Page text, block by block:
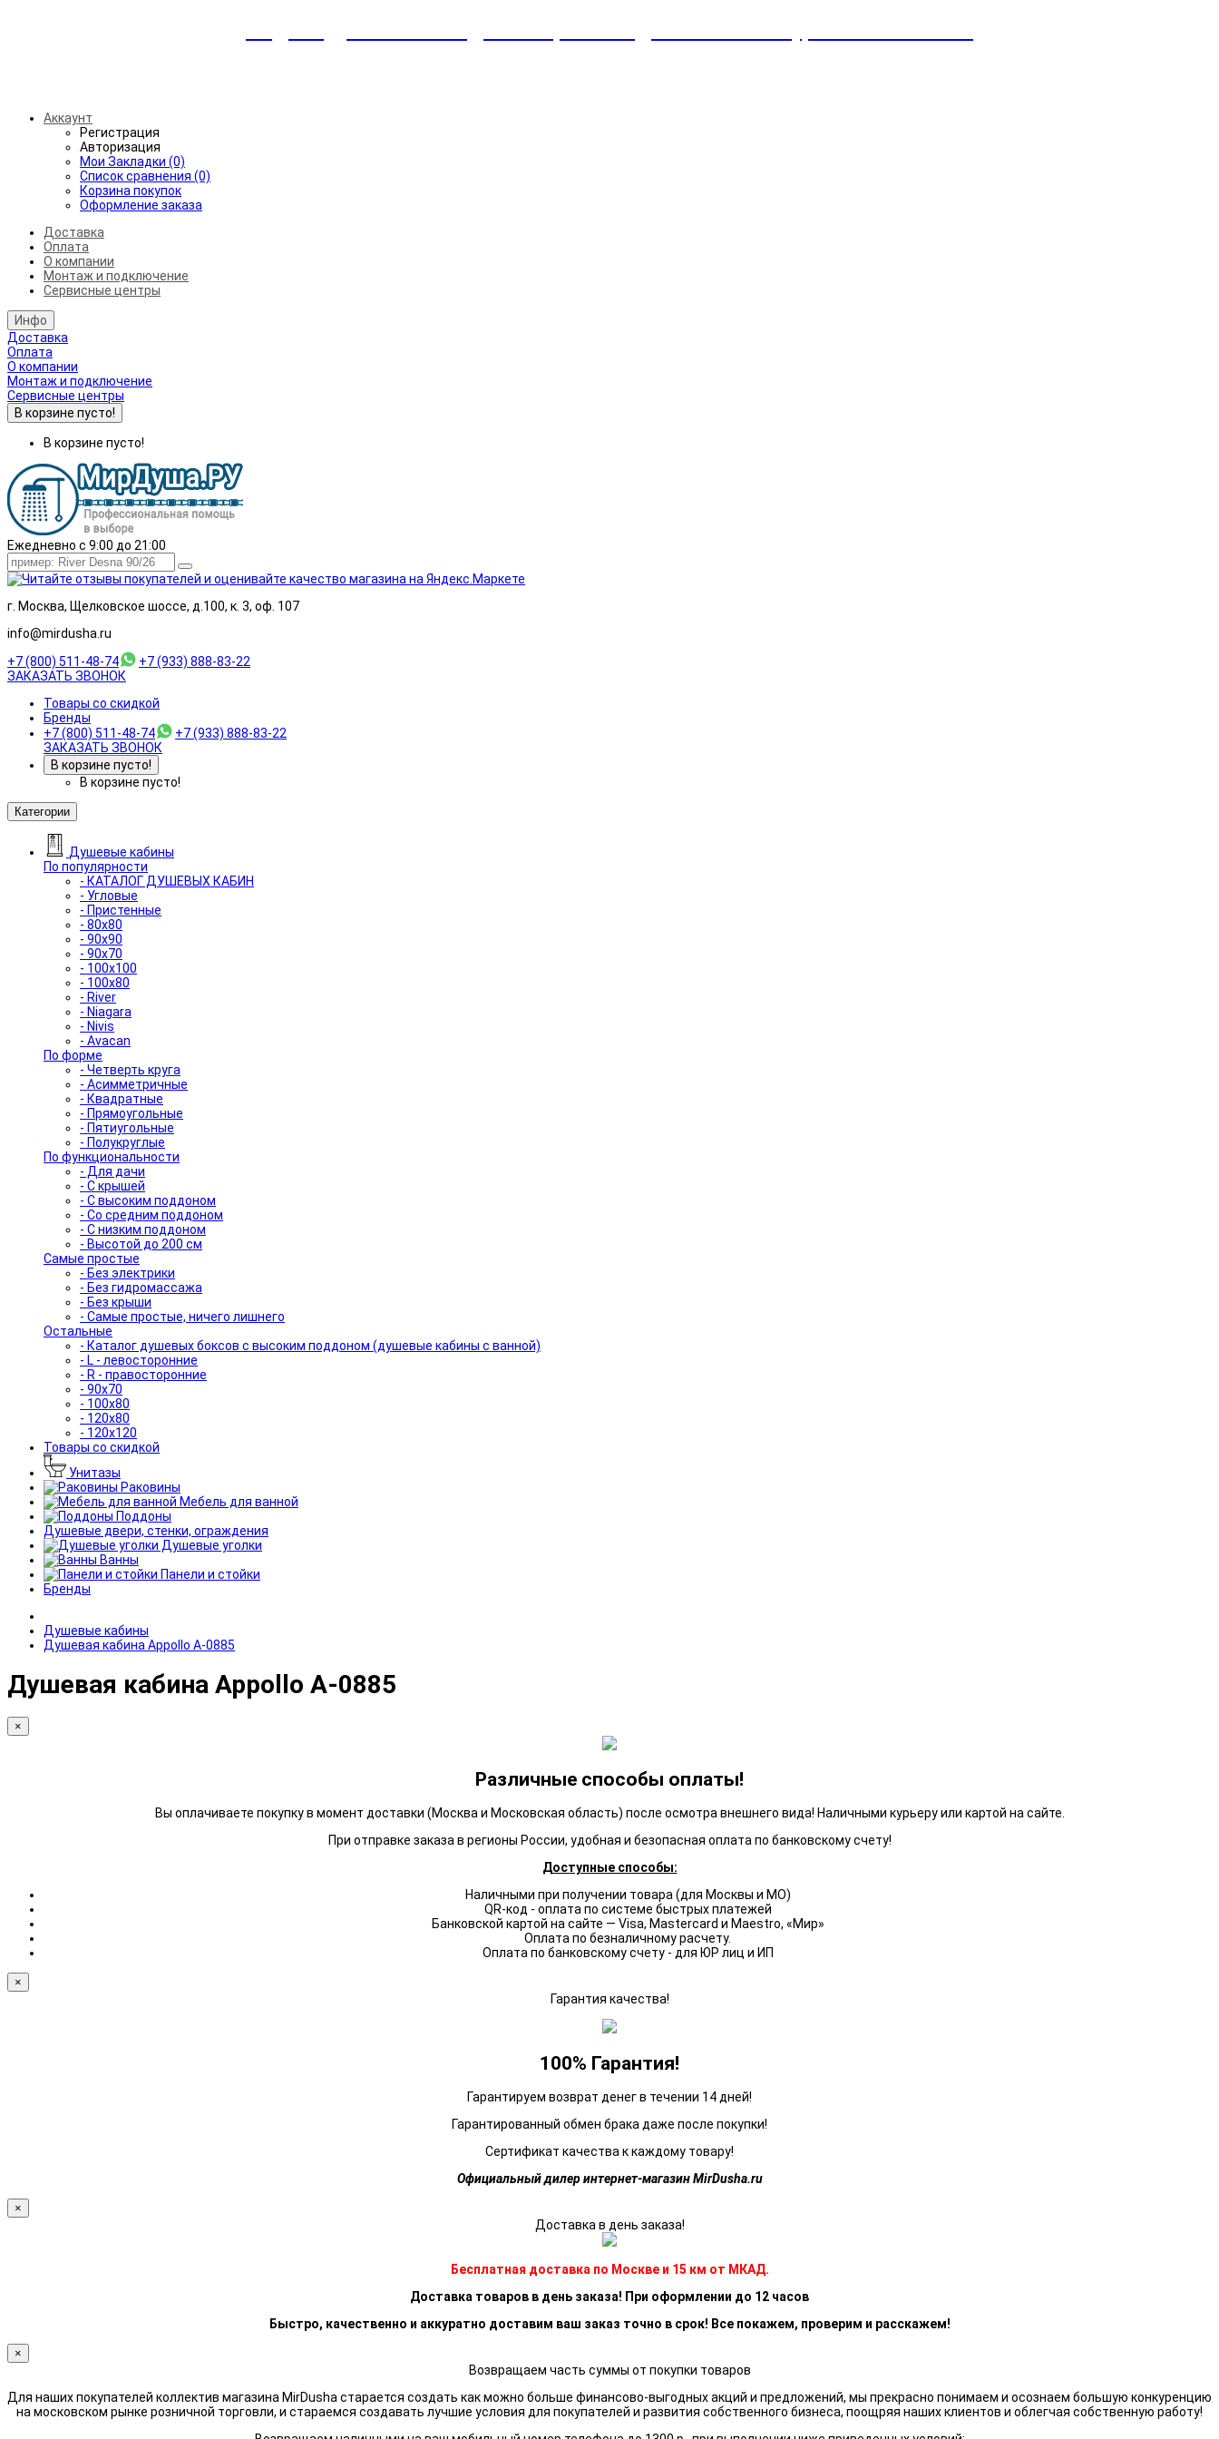
Аккаунт
Регистрация
Авторизация
Мои Закладки (0)
Список сравнения (0)
Корзина покупок
Оформление заказа
Доставка
Оплата
О компании
Монтаж и подключение
Сервисные центры
Инфо
Доставка
Оплата
О компании
Монтаж и подключение
Сервисные центры
В корзине пусто!
В корзине пусто!
Ежедневно с 9:00 до 21:00
г. Москва, Щелковское шоссе, д.100, к. 3, оф. 107
info@mirdusha.ru
+7 (800) 511-48-74
+7 (933) 888-83-22
ЗАКАЗАТЬ ЗВОНОК
Товары со скидкой
Бренды
+7 (800) 511-48-74
+7 (933) 888-83-22
ЗАКАЗАТЬ ЗВОНОК
В корзине пусто!
В корзине пусто!
Категории
Душевые кабины
По популярности
- КАТАЛОГ ДУШЕВЫХ КАБИН
- Угловые
- Пристенные
- 80x80
- 90x90
- 90x70
- 100x100
- 100x80
- River
- Niagara
- Nivis
- Avacan
По форме
- Четверть круга
- Асимметричные
- Квадратные
- Прямоугольные
- Пятиугольные
- Полукруглые
По функциональности
- Для дачи
- С крышей
- С высоким поддоном
- Со средним поддоном
- С низким поддоном
- Высотой до 200 см
Самые простые
- Без электрики
- Без гидромассажа
- Без крыши
- Самые простые, ничего лишнего
Остальные
- Каталог душевых боксов с высоким поддоном (душевые кабины с ванной)
- L - левосторонние
- R - правосторонние
- 90x70
- 100x80
- 120x80
- 120x120
Товары со скидкой
Унитазы
Раковины
Мебель для ванной
Поддоны
Душевые двери, стенки, ограждения
Душевые уголки
Ванны
Панели и стойки
Бренды
Душевые кабины
Душевая кабина Appollo A-0885
Душевая кабина Appollo A-0885
×
Различные способы оплаты!
Вы оплачиваете покупку в момент доставки (Москва и Московская область) после осмотра внешнего вида! Наличными курьеру или картой на сайте.
При отправке заказа в регионы России, удобная и безопасная оплата по банковскому счету!
Доступные способы:
Наличными при получении товара (для Москвы и МО)
QR-код - оплата по системе быстрых платежей
Банковской картой на сайте — Visa, Mastercard и Maestro, «Мир»
Оплата по безналичному расчету.
Оплата по банковскому счету - для ЮР лиц и ИП
×
Гарантия качества!
100% Гарантия!
Гарантируем возврат денег в течении 14 дней!
Гарантированный обмен брака даже после покупки!
Сертификат качества к каждому товару!
Официальный дилер интернет-магазин MirDusha.ru
×
Доставка в день заказа!
Бесплатная доставка по Москве и 15 км от МКАД.
Доставка товаров в день заказа! При оформлении до 12 часов
Быстро, качественно и аккуратно доставим ваш заказ точно в срок! Все покажем, проверим и расскажем!
×
Возвращаем часть суммы от покупки товаров
Для наших покупателей коллектив магазина MirDusha старается создать как можно больше финансово-выгодных акций и предложений, мы прекрасно понимаем и осознаем большую конкуренцию
на московском рынке розничной торговли, и стараемся создавать лучшие условия для покупателей и развития собственного бизнеса, поощряя наших клиентов и облегчая собственную работу!